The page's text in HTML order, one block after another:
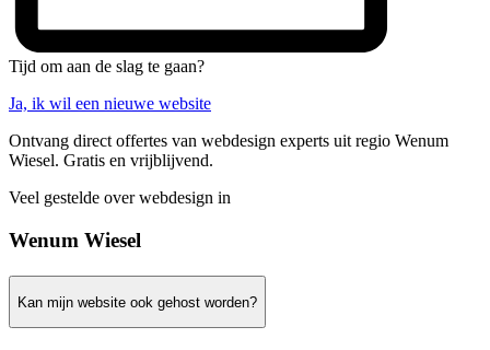
Tijd om aan de slag te gaan?
Ja, ik wil een nieuwe website
Ontvang direct offertes van webdesign experts uit regio Wenum
Wiesel. Gratis en vrijblijvend.
Veel gestelde over webdesign in
Wenum Wiesel
Kan mijn website ook gehost worden?